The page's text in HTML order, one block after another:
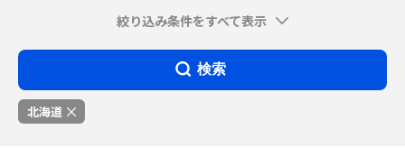
絞り込み条件をすべて表示
検索
北海道